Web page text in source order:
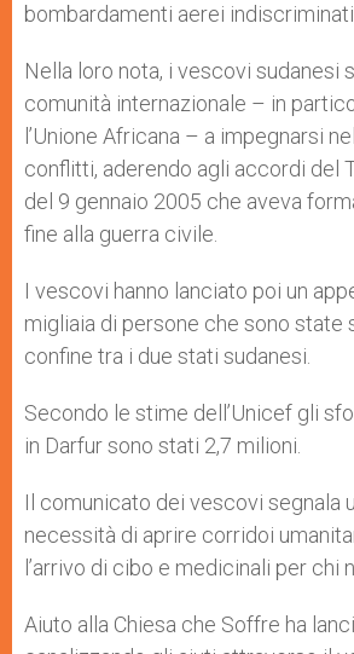
bombardamenti aerei
Nella loro nota, i vescovi sudanesi
comunità internazionale – in
l’Unione Africana – a impegnarsi
conflitti, aderendo agli accordi del
del 9 gennaio 2005 che aveva
fine alla guerra civile.
I vescovi hanno lanciato poi un
migliaia di persone che sono state
confine tra i due stati sudanesi.
Secondo le stime dell’Unicef gli
in Darfur sono stati 2,7 milioni.
Il comunicato dei vescovi segnala
necessità di aprire corridoi
l’arrivo di cibo e medicinali per chi
Aiuto alla Chiesa che Soffre ha